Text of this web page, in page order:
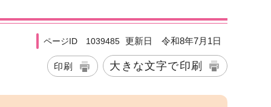
ページID 1039485 更新日 令和8年7月1日
印刷 大きな文字で印刷